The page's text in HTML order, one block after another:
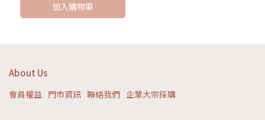
加入購物車
About Us
會員權益 門市資訊 聯絡我們 企業大宗採購